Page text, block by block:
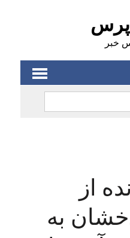
پرس
خبر
از
به